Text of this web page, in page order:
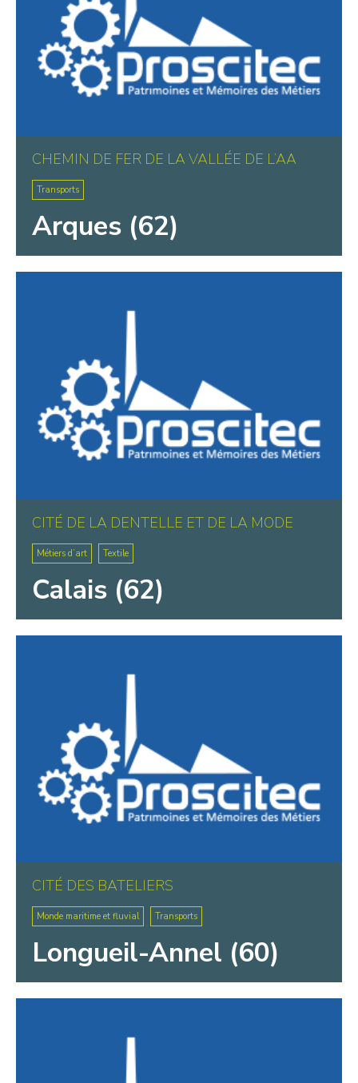
CHEMIN DE FER DE LA VALLÉE DE L’AA
Transports
Arques (62)
CITÉ DE LA DENTELLE ET DE LA MODE
Métiers d’art Textile
Calais (62)
CITÉ DES BATELIERS
Monde maritime et fluvial Transports
Longueil-Annel (60)